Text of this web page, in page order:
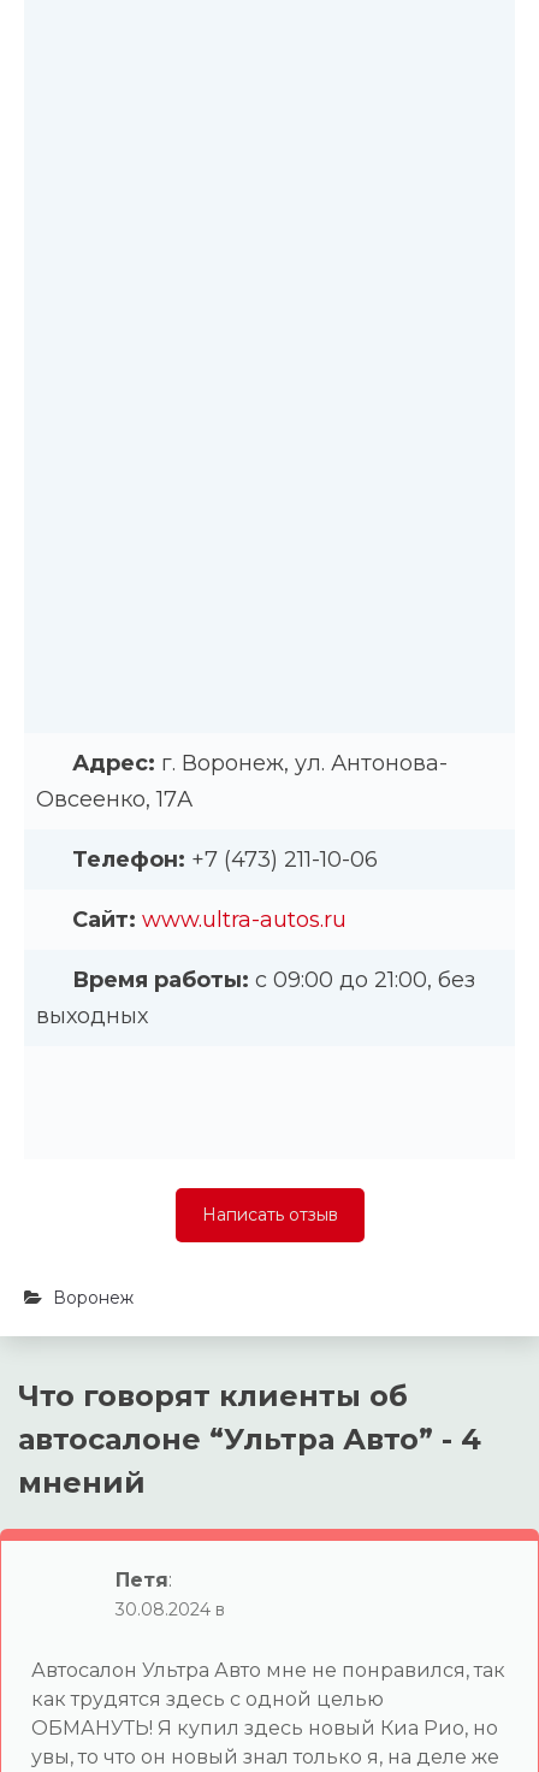
Адрес: г. Воронеж, ул. Антонова-
Овсеенко, 17А
Телефон: +7 (473) 211-10-06
Сайт: www.ultra-autos.ru
Время работы: с 09:00 до 21:00, без
выходных
Написать отзыв
Воронеж
Что говорят клиенты об
автосалоне “Ультра Авто” - 4
мнений
Петя:
30.08.2024 в
Автосалон Ультра Авто мне не понравился, так
как трудятся здесь с одной целью
ОБМАНУТЬ! Я купил здесь новый Киа Рио, но
увы, то что он новый знал только я, на деле же